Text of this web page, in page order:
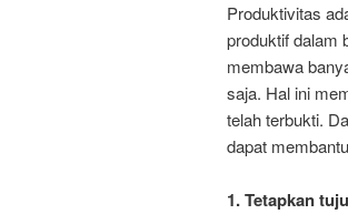
Produktivitas
produktif dalam
membawa
saja. Hal ini
telah terbukti.
dapat
1. Tetapkan